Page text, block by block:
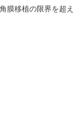
膜移植の限界を超